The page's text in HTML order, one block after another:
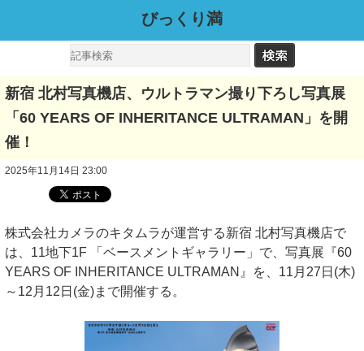
びっくり満
新宿 北村写真機店、ウルトラマン撮り下ろし写真展
「60 YEARS OF INHERITANCE ULTRAMAN」を開
催！
2025年11月14日 23:00
株式会社カメラのキタムラが運営する新宿 北村写真機店で
は、11地下1F 「ベースメントギャラリー」で、写真展『60
YEARS OF INHERITANCE ULTRAMAN』を、11月27日(木)
～12月12日(金)まで開催する。